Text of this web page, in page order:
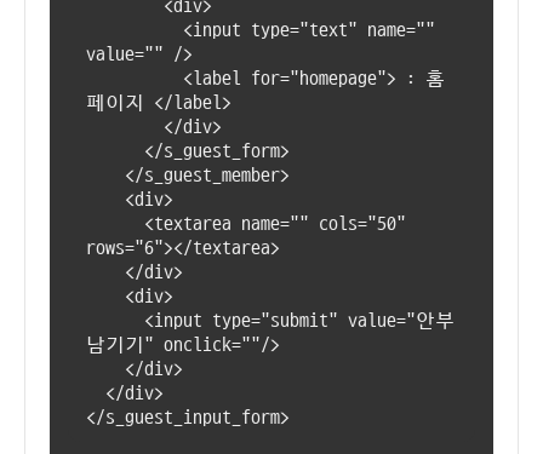
<div>
<input type="text" name=""
value="" />
<label for="homepage"> : 홈
페이지 </label>
</div>
</s_guest_form>
</s_guest_member>
<div>
<textarea name="" cols="50"
rows="6"></textarea>
</div>
<div>
<input type="submit" value="안부
남기기" onclick=""/>
</div>
</div>
</s_guest_input_form>